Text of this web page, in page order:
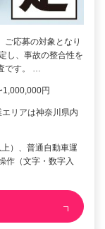
ご応募の対象となり
し、事故の整合性を
です。 …
円
リアは神奈川県内
）、普通自動車運
作（文字・数字入